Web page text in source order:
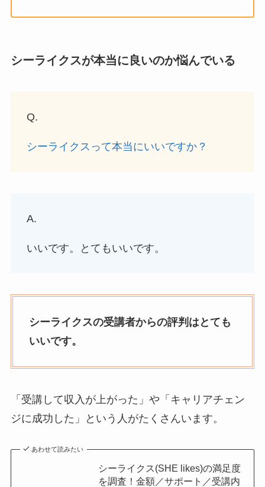
シーライクスが本当に良いのか悩んでいる
Q.
シーライクスって本当にいいですか？
A.
いいです。とてもいいです。
シーライクスの受講者からの評判はとても
いいです。
「受講して収入が上がった」や「キャリアチェン
ジに成功した」という人がたくさんいます。
あわせて読みたい
シーライクス(SHE likes)の満足度
を調査！金額／サポート／受講内